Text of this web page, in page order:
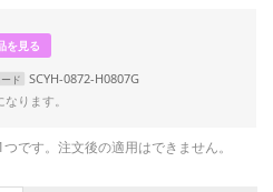
を見る
ード
SCYH-0872-H0807G
ります。
です。注文後の適用はできません。